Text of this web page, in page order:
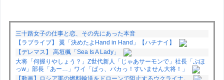
三十路女子の仕事と恋、その先にあった本音
【ラブライブ】 翼「決めたよHand in Hand」【ハチナイ】
【デレマス】 高垣楓「Sea Is A Lady」
大将「何握りやしょう？」Z世代新人「じゃあサーモンで」社長「ぶほ
っw」部長「あー…」ワイ「ばっ、バカっ！すいません大将！」